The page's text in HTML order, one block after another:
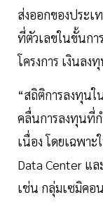
ส่งออกของประ
ที่ตัวเลขในขั้นกา
โครงการ เงินล
“สถิติการลงทุน
คลื่นการลงทุนที่ก
เนื่อง โดยเฉพา
Data Center แ
เช่น กลุ่มเซมิคอ